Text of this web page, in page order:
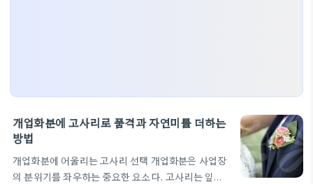
개업화분에 고사리로 품격과 자연미를 더하는
방법
개업화분에 어울리는 고사리 선택 개업화분은 사업장
의 분위기를 좌우하는 중요한 요소다. 고사리는 잎의